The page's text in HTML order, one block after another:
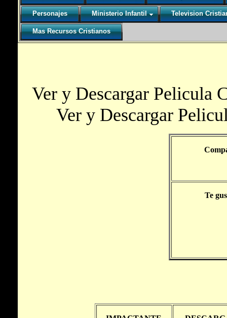
Personajes Ministerio Infantil Television
Mas Recursos Cristianos
Ver y Descargar Pelicula
Ver y Descargar
Te